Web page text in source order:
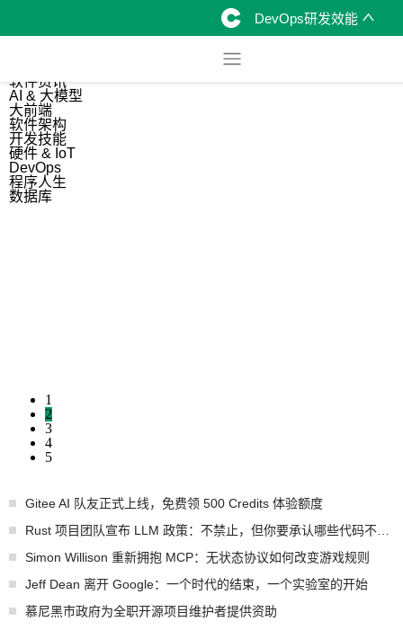
DevOps研发效能
软件资讯
AI & 大模型
大前端
软件架构
开发技能
硬件 & IoT
DevOps
程序人生
数据库
1
2
3
4
5
Gitee AI 队友正式上线，免费领 500 Credits 体验额度
Simon Willison 重新拥抱 MCP：无状态协议如何改变游戏规则
Jeff Dean 离开 Google：一个时代的结束，一个实验室的开始
慕尼黑市政府为全职开源项目维护者提供资助